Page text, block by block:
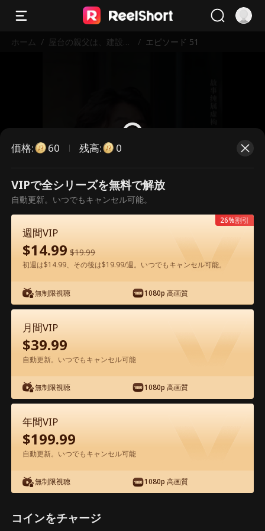
ホーム / 屋台の親父は、建設王
/ エピソード 51
こちらは有料のエピソードです。視
聴いただくには解放が必要です。
アプリ内で無料視聴可能
エピソード51 - 屋台の親父は、建設王だ
った 映画フル
ドラマ別名： 俺の父は業界の一番大物だった
価格: 60 残高: 0
VIPで全シリーズを無料で解放
自動更新。いつでもキャンセル可能。
週間VIP
$14.99 $19.99
初週は$14.99、その後は$19.99/週。いつでもキャンセル可能。
無制限視聴 1080p 高画質
26%割引
月間VIP
$39.99
自動更新。いつでもキャンセル可能
無制限視聴 1080p 高画質
年間VIP
$199.99
自動更新。いつでもキャンセル可能
無制限視聴 1080p 高画質
コインをチャージ